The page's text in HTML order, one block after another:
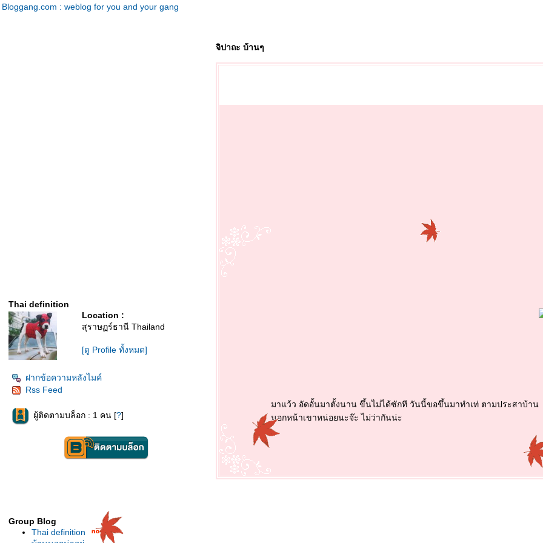
Bloggang.com : weblog for you and your gang
Thai definition
Location :
สุราษฏร์ธานี Thailand
[ดู Profile ทั้งหมด]
ฝากข้อความหลังไมค์
Rss Feed
ผู้ติดตามบล็อก : 1 คน [?]
Group Blog
Thai definition
จิปาถะ บ้านๆ
มาแว้ว อัดอั้นมาตั้งนาน ขึ้นไม่ได้ซักที วันนี้ขอขึ้นมาทำเท่ ตามประสาบ้าน
นอกหน้าเขาหน่อยนะจ๊ะ ไม่ว่ากันน่ะ